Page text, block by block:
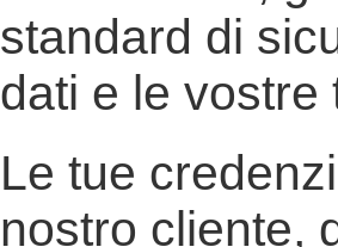
standard di
dati e le vostre
Le tue
nostro cliente,